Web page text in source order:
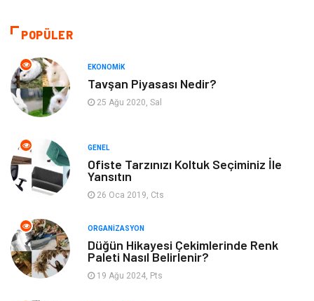
Sağlıklı Yaşam
Otomotiv
Tatil
Yeme & İçme Spor
Gençlik & Eğlence Keyif & Hobi
Aksesuarlar
POPÜLER
EKONOMIK
Tavşan Piyasası Nedir?
25 Ağu 2020, Sal
GENEL
Ofiste Tarzınızı Koltuk Seçiminiz İle
Yansıtın
26 Oca 2019, Cts
ORGANIZASYON
Düğün Hikayesi Çekimlerinde Renk
Paleti Nasıl Belirlenir?
19 Ağu 2024, Pts